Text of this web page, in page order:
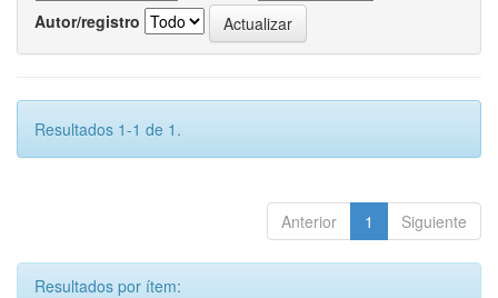
Autor/registro
Resultados 1-1 de 1.
Anterior 1 Siguiente
Resultados por ítem: